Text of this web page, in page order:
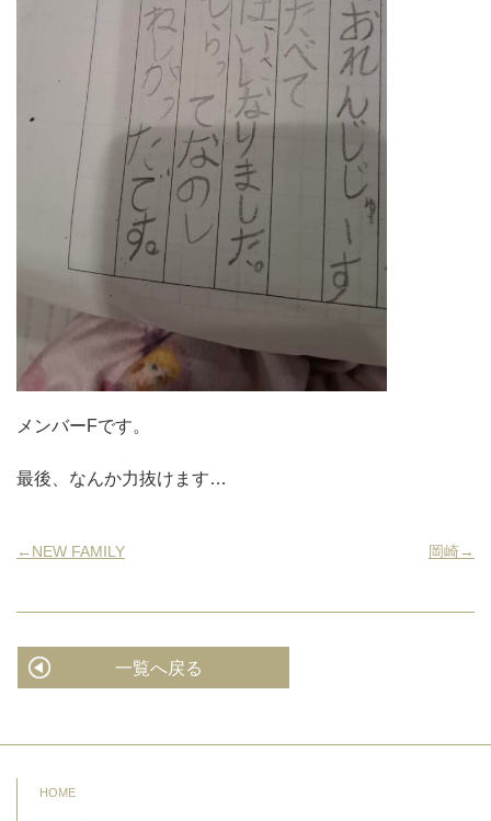
メンバーFです。
最後、なんか力抜けます…
←NEW FAMILY 岡崎→
一覧へ戻る
HOME